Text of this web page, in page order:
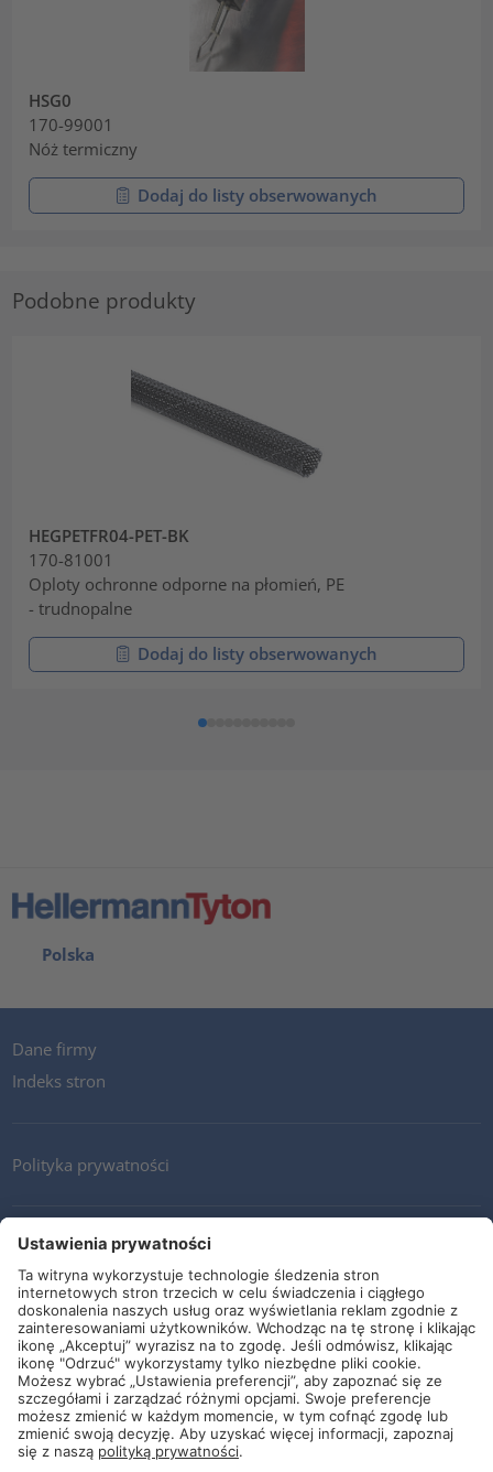
HSG0
170-99001
Nóż termiczny
Dodaj do listy obserwowanych
Podobne produkty
HEGPETFR04-PET-BK
170-81001
Oploty ochronne odporne na płomień, PE
- trudnopalne
Dodaj do listy obserwowanych
Polska
Dane firmy
Indeks stron
Polityka prywatności
Kontakt
Newsletter
Ogólne warunki i dostawy
Wytyczne i zobowiązania